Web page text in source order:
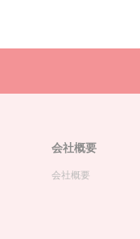
会社概要
会社概要